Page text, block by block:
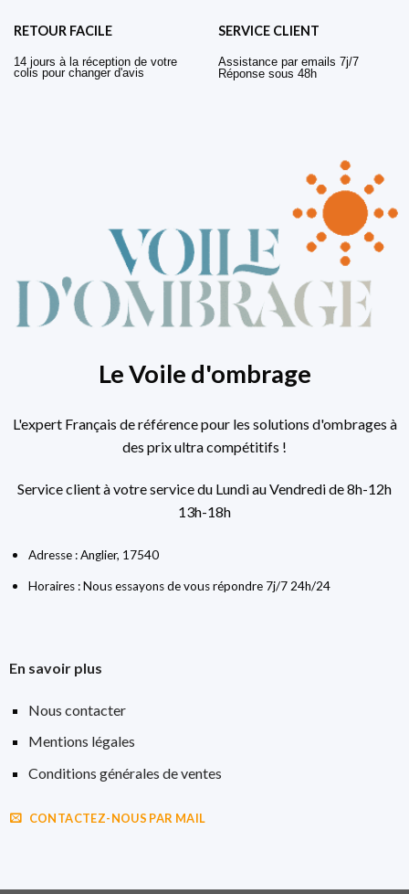
RETOUR FACILE
14 jours à la réception de votre
colis pour changer d'avis
SERVICE CLIENT
Assistance par emails 7j/7
Réponse sous 48h
Le Voile d'ombrage
L'expert Français de référence pour les solutions d'ombrages à
des prix ultra compétitifs !
Service client à votre service du Lundi au Vendredi de 8h-12h
13h-18h
Adresse : Anglier, 17540
Horaires : Nous essayons de vous répondre 7j/7 24h/24
En savoir plus
Nous contacter
Mentions légales
Conditions générales de ventes
CONTACTEZ-NOUS PAR MAIL